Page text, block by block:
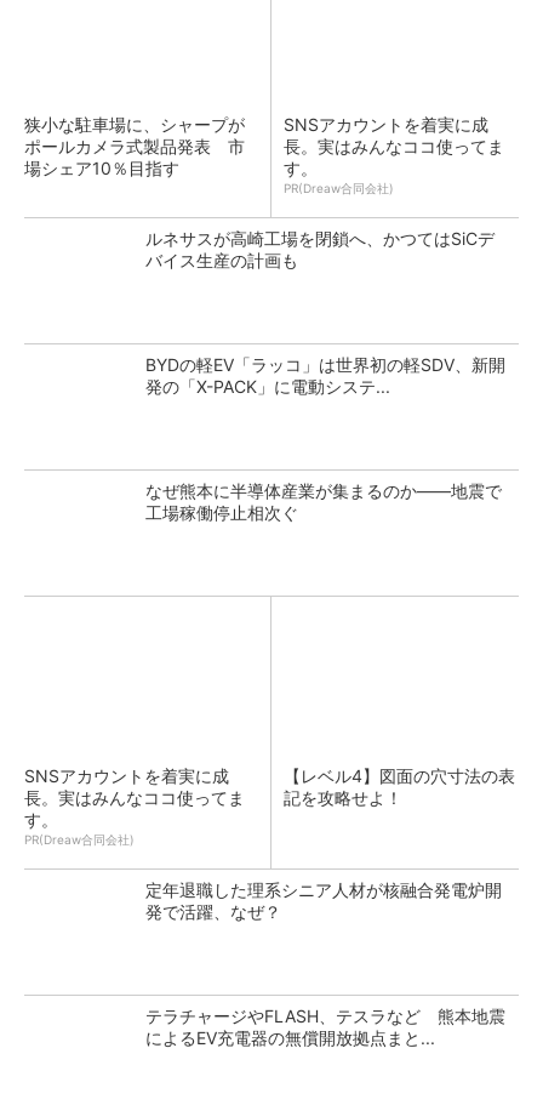
狭小な駐車場に、シャープが
ポールカメラ式製品発表 市
場シェア10％目指す
SNSアカウントを着実に成
長。実はみんなココ使ってま
す。
PR(Dreaw合同会社)
ルネサスが高崎工場を閉鎖へ、かつてはSiCデ
バイス生産の計画も
BYDの軽EV「ラッコ」は世界初の軽SDV、新開
発の「X-PACK」に電動システ...
なぜ熊本に半導体産業が集まるのか――地震で
工場稼働停止相次ぐ
SNSアカウントを着実に成
長。実はみんなココ使ってま
す。
PR(Dreaw合同会社)
【レベル4】図面の穴寸法の表
記を攻略せよ！
定年退職した理系シニア人材が核融合発電炉開
発で活躍、なぜ？
テラチャージやFLASH、テスラなど 熊本地震
によるEV充電器の無償開放拠点まと...